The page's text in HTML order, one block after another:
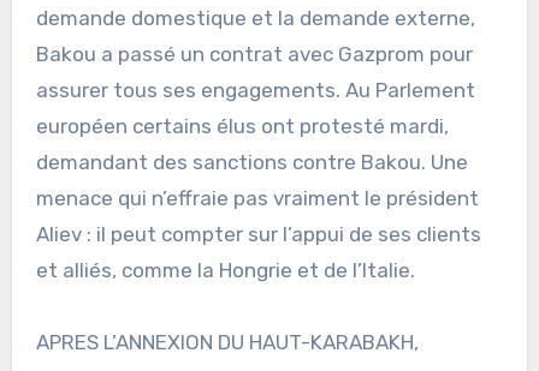
demande domestique et la demande externe,
Bakou a passé un contrat avec Gazprom pour
assurer tous ses engagements. Au Parlement
européen certains élus ont protesté mardi,
demandant des sanctions contre Bakou. Une
menace qui n’effraie pas vraiment le président
Aliev : il peut compter sur l’appui de ses clients
et alliés, comme la Hongrie et de l’Italie.
APRES L’ANNEXION DU HAUT-KARABAKH,